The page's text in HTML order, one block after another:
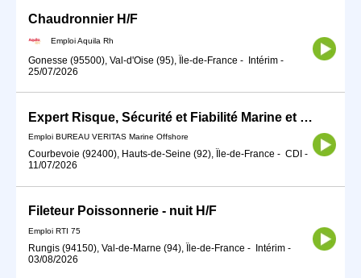
Chaudronnier H/F
Emploi Aquila Rh
Gonesse (95500), Val-d'Oise (95), Île-de-France - Intérim -
25/07/2026
Expert Risque, Sécurité et Fiabilité Marine et Offshore
Emploi BUREAU VERITAS Marine Offshore
Courbevoie (92400), Hauts-de-Seine (92), Île-de-France - CDI -
11/07/2026
Fileteur Poissonnerie - nuit H/F
Emploi RTI 75
Rungis (94150), Val-de-Marne (94), Île-de-France - Intérim -
03/08/2026